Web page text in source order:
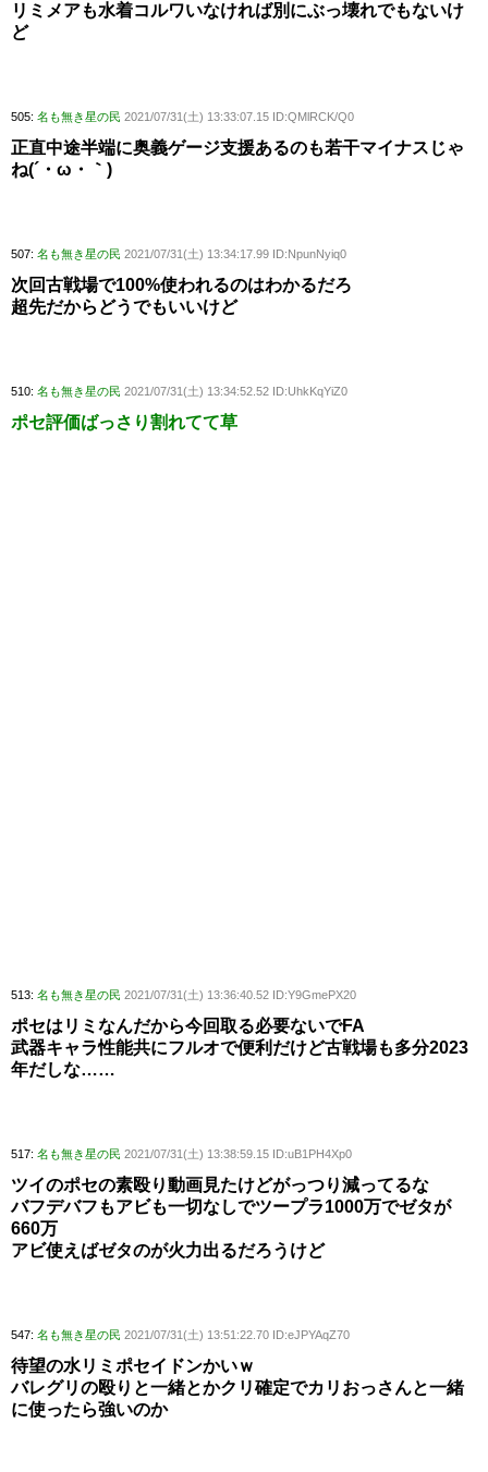
リミメアも水着コルワいなければ別にぶっ壊れでもないけ
ど
505: 名も無き星の民 2021/07/31(土) 13:33:07.15 ID:QMlRCK/Q0
正直中途半端に奥義ゲージ支援あるのも若干マイナスじゃ
ね(´・ω・｀)
507: 名も無き星の民 2021/07/31(土) 13:34:17.99 ID:NpunNyiq0
次回古戦場で100%使われるのはわかるだろ
超先だからどうでもいいけど
510: 名も無き星の民 2021/07/31(土) 13:34:52.52 ID:UhkKqYiZ0
ポセ評価ばっさり割れてて草
513: 名も無き星の民 2021/07/31(土) 13:36:40.52 ID:Y9GmePX20
ポセはリミなんだから今回取る必要ないでFA
武器キャラ性能共にフルオで便利だけど古戦場も多分2023
年だしな……
517: 名も無き星の民 2021/07/31(土) 13:38:59.15 ID:uB1PH4Xp0
ツイのポセの素殴り動画見たけどがっつり減ってるな
バフデバフもアビも一切なしでツープラ1000万でゼタが
660万
アビ使えばゼタのが火力出るだろうけど
547: 名も無き星の民 2021/07/31(土) 13:51:22.70 ID:eJPYAqZ70
待望の水リミポセイドンかいｗ
バレグリの殴りと一緒とかクリ確定でカリおっさんと一緒
に使ったら強いのか